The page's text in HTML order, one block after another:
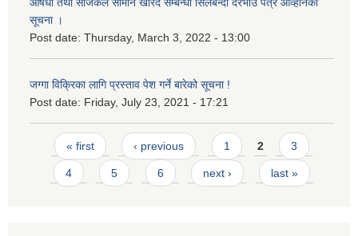
औषधी तथा सर्जिकल सामान खरिद सम्बन्धी सिलबन्दी दरभाउ पत्र आव्हानको
सूचना ।
Post date: Thursday, March 3, 2022 - 13:00
जग्गा विक्रिका लागि प्रस्ताव पेश गर्ने बारेको सूचना !
Post date: Friday, July 23, 2021 - 17:21
Pages
« first ‹ previous 1 2 3
4 5 6 next › last »